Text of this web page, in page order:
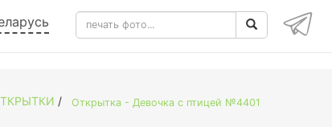
/ Открытка - Девочка с птицей №4401